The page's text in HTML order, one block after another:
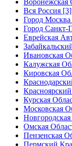
Воронежская
Вся Россия [3]
Город
Город Санкт-
Еврейская
Ивановская
Калужская
Кировская
Курская
Московская
Омская
Пензенская
Пермский